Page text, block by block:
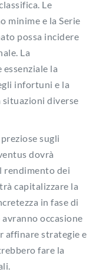
Le
minime e la Serie
possa incidere
La
la
infortuni e la
diverse
sugli
dovrà
rendimento dei
capitalizzare la
in fase di
occasione
affinare strategie e
fare la